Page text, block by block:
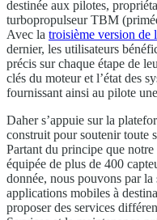
destinée aux pilotes,
turbopropulseur TBM
Avec la troisième version de
dernier, les utilisateurs
précis sur chaque étape de
clés du moteur et l’état des
fournissant ainsi au pilote
Daher s’appuie sur la
construit pour soutenir toute
Partant du principe que
équipée de plus de 400
donnée, nous pouvons par
applications mobiles à
proposer des services